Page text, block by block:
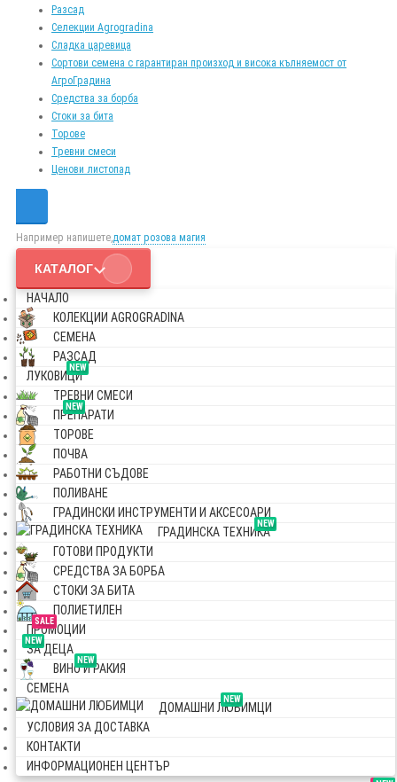
Разсад
Селекции Agrogradina
Сладка царевица
Сортови семена с гарантиран произход и висока кълняемост от
АгроГрадина
Средства за борба
Стоки за бита
Торове
Тревни смеси
Ценови листопад
Например напишете,домат розова магия
КАТАЛОГ
НАЧАЛО
КОЛЕКЦИИ AGROGRADINA
СЕМЕНА
РАЗСАД
NEW
ЛУКОВИЦИ
ТРЕВНИ СМЕСИ
NEW
ПРЕПАРАТИ
ТОРОВЕ
ПОЧВА
РАБОТНИ СЪДОВЕ
ПОЛИВАНЕ
ГРАДИНСКИ ИНСТРУМЕНТИ И АКСЕСОАРИ
NEW
ГРАДИНСКА ТЕХНИКА
ГОТОВИ ПРОДУКТИ
СРЕДСТВА ЗА БОРБА
СТОКИ ЗА БИТА
ПОЛИЕТИЛЕН
SALE
ПРОМОЦИИ
NEW
ЗА ДЕЦА
NEW
ВИНО И РАКИЯ
СЕМЕНА
NEW
ДОМАШНИ ЛЮБИМЦИ
УСЛОВИЯ ЗА ДОСТАВКА
КОНТАКТИ
ИНФОРМАЦИОНЕН ЦЕНТЪР